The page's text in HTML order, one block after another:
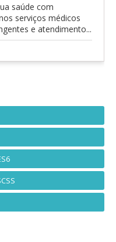
saúde com
serviços médicos
e atendimento...